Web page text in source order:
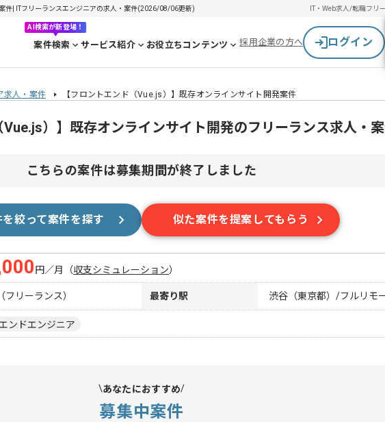
件| ITフリーランスエンジニアの求人・案件(2026/08/06更新) IT・Web求人/転職フリ
AI検索が新登場！
案件検索 サービス紹介 お役立ちコンテンツ 採用企業の方へ ログイン
求人・案件 【フロントエンド（Vue.js）】既存オンラインサイト開発案件
Vue.js）】既存オンラインサイト開発のフリーランス求人・
こちらの案件は募集期間が終了しました
を絞って案件を探す 似た案件を提案してもらう
円／月 （収支シミュレーション）
フリーランス） 最寄り駅 渋谷（東京都）/フルリモ
ンドエンジニア
あなたにおすすめ
募集中案件